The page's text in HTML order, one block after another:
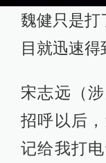
魏健只是打
目就迅速得
宋志远（
招呼以后
记给我打